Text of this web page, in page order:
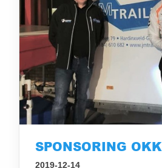
SPONSORING OKK
2019-12-14